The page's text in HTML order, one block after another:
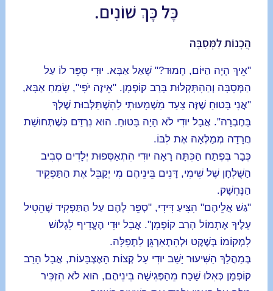
כָּל כָּךְ שׁוֹנִים.
הֲכָנוֹת לַמְּסִבָּה
"אֵיךְ הָיָה הַיּוֹם, חָמוּד?" שָׁאַל אַבָּא. יוּדִי סִפֵּר לוֹ עַל
הַמְּסִבָּה וְהַהִתָּקְלוּת בָּרַב קוֹפְמָן. "אֵיזֶה יֹפִי", שָׂמַחַ אַבָּא,
"אֲנִי בָּטוּחַ שֶׁזֶּה צַעַד מַשְׁמָעוּתִי לַהִשְׁתַּלְּבוּת שֶׁלְּךָ
בַּחֶבְרָה". אֲבָל יוּדִי לֹא הָיָה בָּטוּחַ. הוּא נִרְדַּם כְּשֶׁתְּחוּשַׁת
חֲרָדָה מְמַלְּאָה אֶת לִבּוֹ.
כְּבָר בְּפֶתַח הַכִּתָּה רָאָה יוּדִי הִתְאַסְּפוּת יְלָדִים סְבִיב
הַשֻּׁלְחָן שֶׁל שִׁימִי, דָּנִים בֵּינֵיהֶם מִי יְקַבֵּל אֶת הַתַּפְקִיד
הַנֶּחְשָׁק.
"גַּשׁ אֲלֵיהֶם" הִצִּיעַ דִּידִי, "סָפֵּר לָהֶם עַל הַתַּפְקִיד שֶׁהֵטִיל
עָלֶיךָ אֶתְמוֹל הָרַב קוֹפְמָן". אֲבָל יוּדִי הֶעֱדִיף לִגְלֹושׁ
לִמְקוֹמוֹ בְּשֶׁקֶט וּלְהִתְאַרְגֵּן לַתְפִלָּה.
בְּמַהֲלַךְ הַשִּׁיעוּר יָשַׁב יוּדִי עַל קְצוֹת הָאֶצְבָּעוֹת, אֲבָל הָרַב
קוֹפְמָן כְּאִלּוּ שָׁכַח מֵהַפְּגִישָׁה בֵּינֵיהֶם, הוּא לֹא הִזְכִּיר